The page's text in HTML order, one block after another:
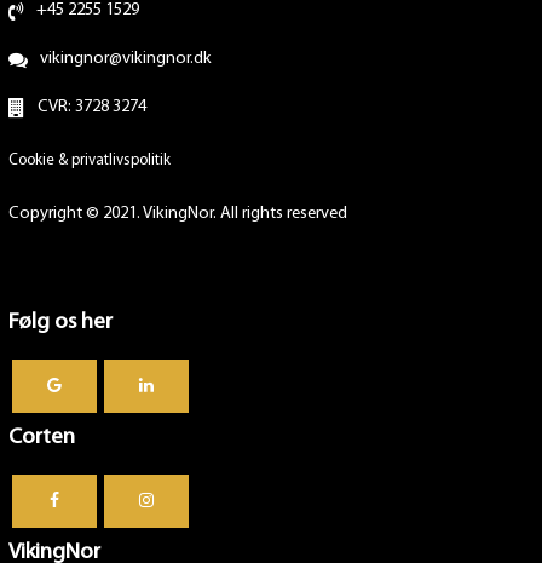
+45 2255 1529
vikingnor@vikingnor.dk
CVR: 3728 3274
Cookie & privatlivspolitik
Copyright © 2021. VikingNor. All rights reserved
Følg os her
Corten
VikingNor